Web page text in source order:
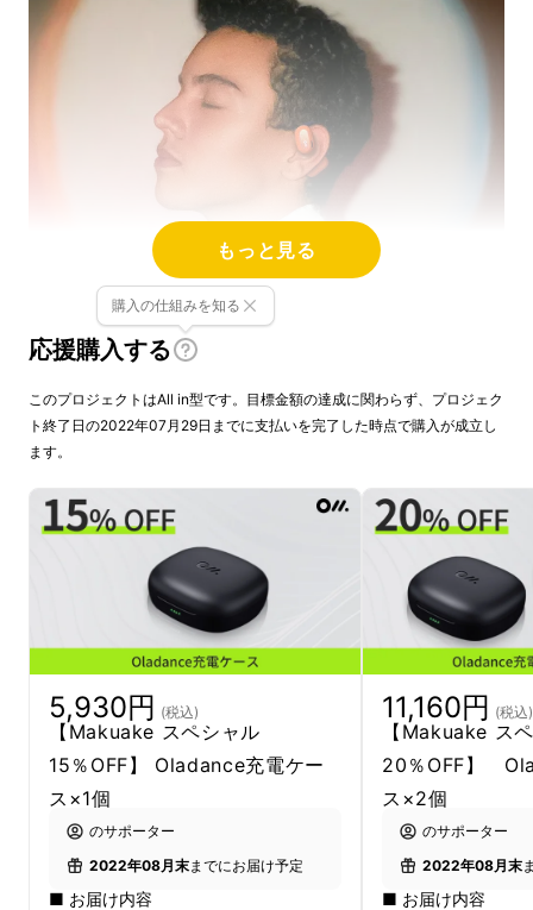
＊本プロジェクトは、Oladanceの日本におけ
る初めての正規販売チャネルです
今や私たちの生活必需品となったイヤホンです
が、長時間装着していると不快感や痛みが…。
でもOladanceなら、快適な着け心地と臨場感
のあるサウンド（＋大容量バッテリー）で、１
日中着けっぱなし
でお楽しみいただけます。
もっと見る
応援購入する
購入の仕組みを知る
このプロジェクトはAll in型です。目標金額の達成に関わらず、プロジェク
ト終了日の2022年07月29日までに支払いを完了した時点で購入が成立し
ます。
5,930円 (税込)
【Makuake スペシャル
15％OFF】 Oladance充電ケー
ス×1個
のサポーター
2022年08月末までにお届け予定
■ お届け内容
11,160円 (税込)
【Makuake ス
20％OFF】
ス×2個
のサポーター
2022年08月末
■ お届け内容